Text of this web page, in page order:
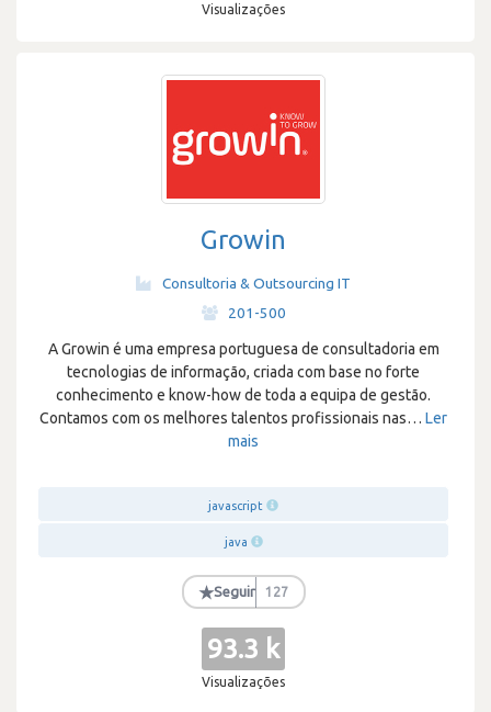
Visualizações
Growin
Consultoria & Outsourcing IT
201-500
A Growin é uma empresa portuguesa de consultadoria em
tecnologias de informação, criada com base no forte
conhecimento e know-how de toda a equipa de gestão.
Contamos com os melhores talentos profissionais nas… Ler
mais
javascript
java
★Seguir 127
93.3 k
Visualizações